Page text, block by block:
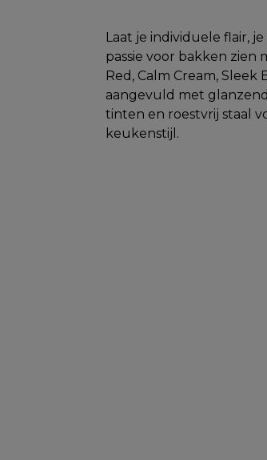
Laat je individuele flair,
passie voor bakken zien
Red, Calm Cream,
aangevuld met
tinten en roestvrij staal
keukenstijl.